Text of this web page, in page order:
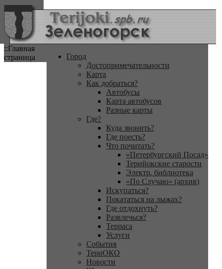
::Главная
страница
Город
Достопримечательности
Карта
Как добраться?
Автобусы
Карта автобусов
Разные карты
Где?
Куда звонить?
Где поесть?
Что почитать?
«Петербургский Посад»
Терийокские старости
Электр. библиотека
«По Случаю» (архив)
Искупаться?
Покататься на лыжах?
Где отдохнуть?
Развлечься?
Терраса
Услуги
События
ТериОКО
Новости